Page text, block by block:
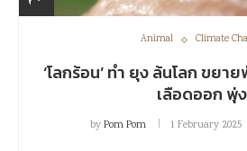
Animal Climate
‘โลกร้อน’ ทำ ยุง ล้นโลก ขยา
เลือดออก พุ่ง
byPom Pom 1 February 2025